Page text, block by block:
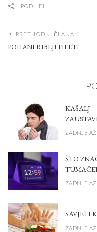
PODIJELI
PRETHODNI ČLANAK
POHANI RIBLJI FILETI
KAŠALJ
ZADNJE
ŠTO
ZADNJE
SAVJETI
ZADNJE